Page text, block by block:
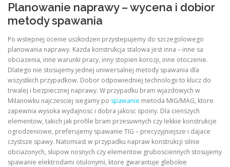
Planowanie naprawy – wycena i dobior
metody spawania
Po wstepnej ocenie uszkodzen przystepujemy do szczegolowego
planowania naprawy. Kazda konstrukcja stalowa jest inna – inne sa
obciazenia, inne warunki pracy, inny stopien korozji, inne otoczenie.
Dlatego nie stosujemy jednej uniwersalnej metody spawania dla
wszystkich przypadkow. Dobor odpowiedniej technologii to klucz do
trwalej i bezpiecznej naprawy. W przypadku bram wjazdowych w
Milanowku najczesciej siegamy po spawanie metoda MIG/MAG, ktore
zapewnia wysoka wydajnosc i dobra jakosc spoiny. Dla cienszych
elementow, takich jak profile bram przesuwnych czy lekkie konstrukcje
ogrodzeniowe, preferujemy spawanie TIG – precyzyjniejsze i dajace
czystsze spawy. Natomiast w przypadku napraw konstrukcji silnie
obciazonych, slupow nosnych czy elementow grubosciennych stosujemy
spawanie elektrodami otulonymi, ktore gwarantuje glebokie